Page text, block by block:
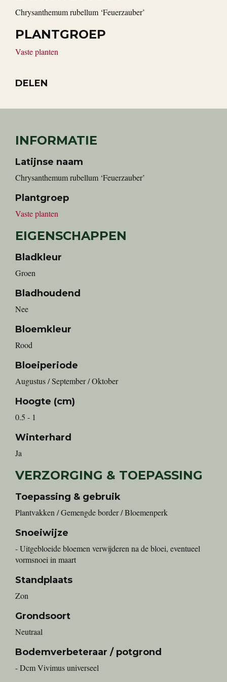
Chrysanthemum rubellum ‘Feuerzauber’
PLANTGROEP
Vaste planten
DELEN
INFORMATIE
Latijnse naam
Chrysanthemum rubellum ‘Feuerzauber’
Plantgroep
Vaste planten
EIGENSCHAPPEN
Bladkleur
Groen
Bladhoudend
Nee
Bloemkleur
Rood
Bloeiperiode
Augustus / September / Oktober
Hoogte (cm)
0.5 - 1
Winterhard
Ja
VERZORGING & TOEPASSING
Toepassing & gebruik
Plantvakken / Gemengde border / Bloemenperk
Snoeiwijze
- Uitgebloeide bloemen verwijderen na de bloei, eventueel
vormsnoei in maart
Standplaats
Zon
Grondsoort
Neutraal
Bodemverbeteraar / potgrond
- Dcm Vivimus universeel